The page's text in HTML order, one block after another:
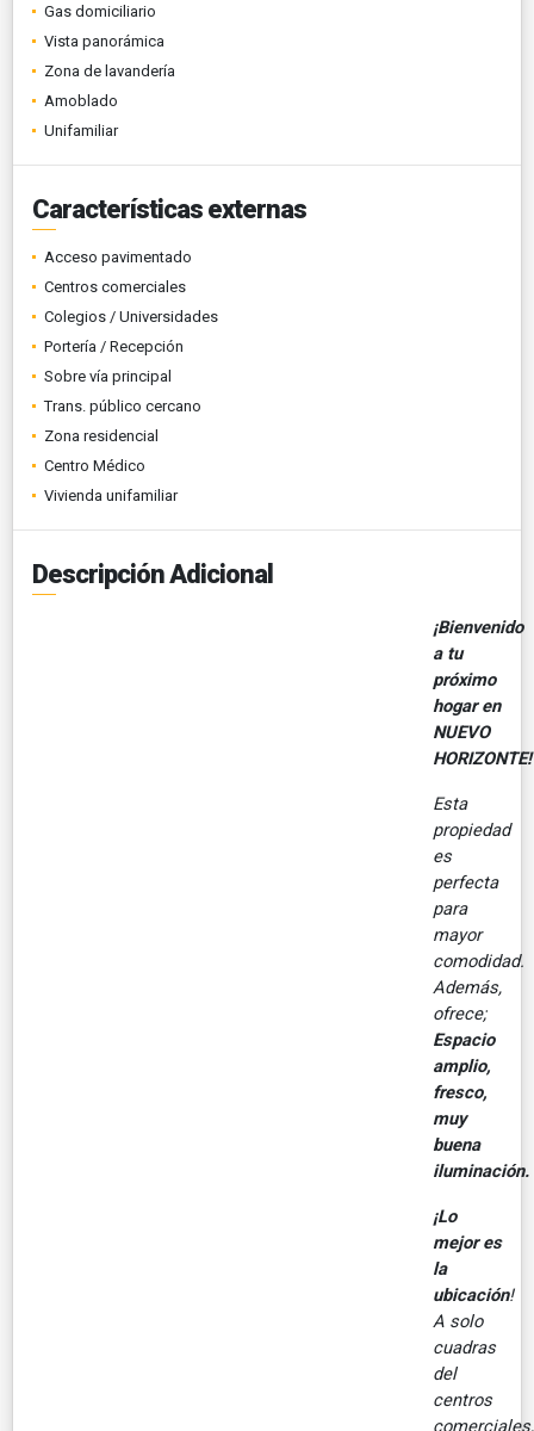
Gas domiciliario
Vista panorámica
Zona de lavandería
Amoblado
Unifamiliar
Características externas
Acceso pavimentado
Centros comerciales
Colegios / Universidades
Portería / Recepción
Sobre vía principal
Trans. público cercano
Zona residencial
Centro Médico
Vivienda unifamiliar
Descripción Adicional
¡Bienvenido
a tu
próximo
hogar en
NUEVO
HORIZONTE!
Esta
propiedad
es
perfecta
para
mayor
comodidad.
Además,
ofrece;
Espacio
amplio,
fresco,
muy
buena
iluminación.
¡Lo
mejor es
la
ubicación!
A solo
cuadras
del
centros
comerciales,